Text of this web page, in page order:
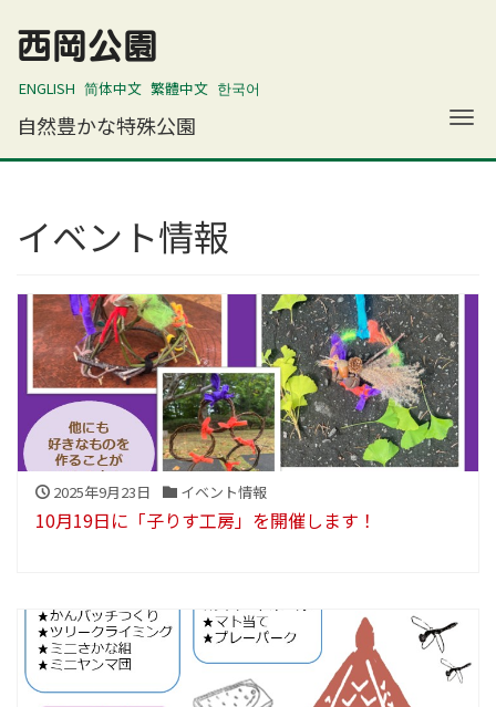
西岡公園
ENGLISH 简体中文 繁體中文 한국어
自然豊かな特殊公園 ナ
イベント情報
2025年9月23日 イベント情報
10月19日に「子りす工房」を開催します！